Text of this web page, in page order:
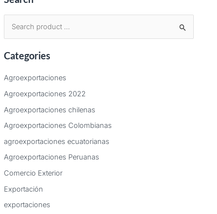
s
p
o
r
:
Categories
Agroexportaciones
Agroexportaciones 2022
Agroexportaciones chilenas
Agroexportaciones Colombianas
agroexportaciones ecuatorianas
Agroexportaciones Peruanas
Comercio Exterior
Exportación
exportaciones